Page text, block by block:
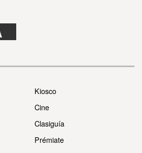
Kiosco
Cine
Clasiguía
Prémiate